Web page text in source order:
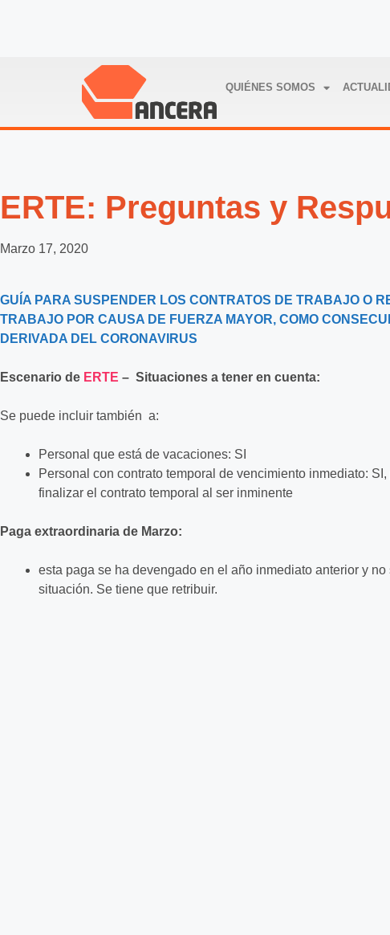
QUIÉNES SOMOS
ERTE: Preguntas y
Marzo 17, 2020
GUÍA PARA SUSPENDER LOS CONTRATOS DE TRABAJO O
TRABAJO POR CAUSA DE FUERZA MAYOR, COMO
DERIVADA DEL CORONAVIRUS
Escenario de ERTE – Situaciones a tener en cuenta:
Se puede incluir también a:
Personal que está de vacaciones: SI
Personal con contrato temporal de vencimiento inmediato:
finalizar el contrato temporal al ser inminente
Paga extraordinaria de Marzo:
esta paga se ha devengado en el año inmediato anterior y
situación. Se tiene que retribuir.